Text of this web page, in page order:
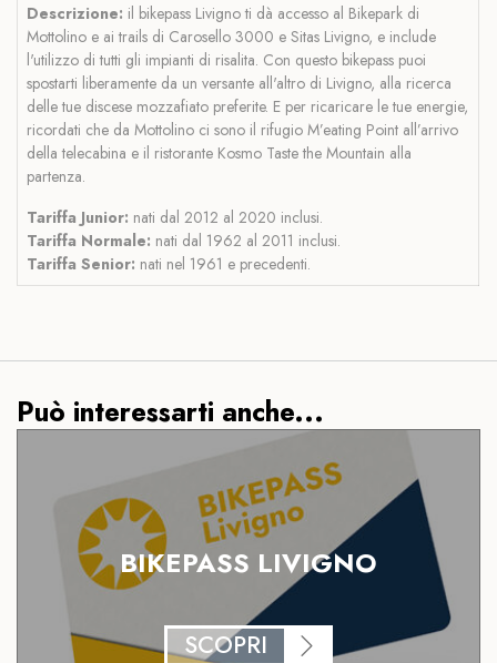
Descrizione: il bikepass Livigno ti dà accesso al Bikepark di
Mottolino e ai trails di Carosello 3000 e Sitas Livigno, e include
l'utilizzo di tutti gli impianti di risalita. Con questo bikepass puoi
spostarti liberamente da un versante all'altro di Livigno, alla ricerca
delle tue discese mozzafiato preferite. E per ricaricare le tue energie,
ricordati che da Mottolino ci sono il rifugio M’eating Point all’arrivo
della telecabina e il ristorante Kosmo Taste the Mountain alla
partenza.
Tariffa Junior: nati dal 2012 al 2020 inclusi.
Tariffa Normale: nati dal 1962 al 2011 inclusi.
Tariffa Senior: nati nel 1961 e precedenti.
Può interessarti anche...
BIKEPASS LIVIGNO
SCOPRI